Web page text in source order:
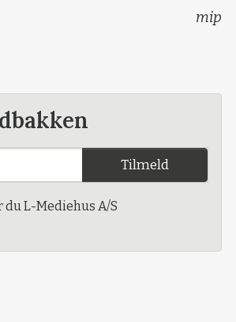
mip
Tilmeld
L-Mediehus A/S